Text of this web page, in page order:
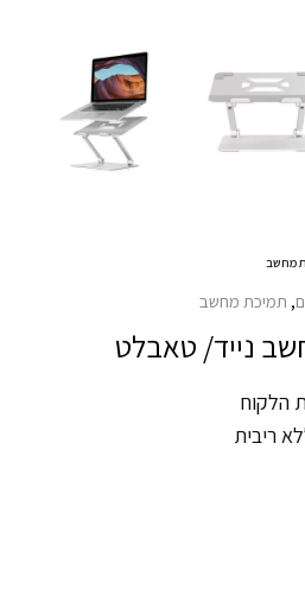
מחשב
, תמיכת מחשב
נייד/ טאבלט
הלקוח
ריבית